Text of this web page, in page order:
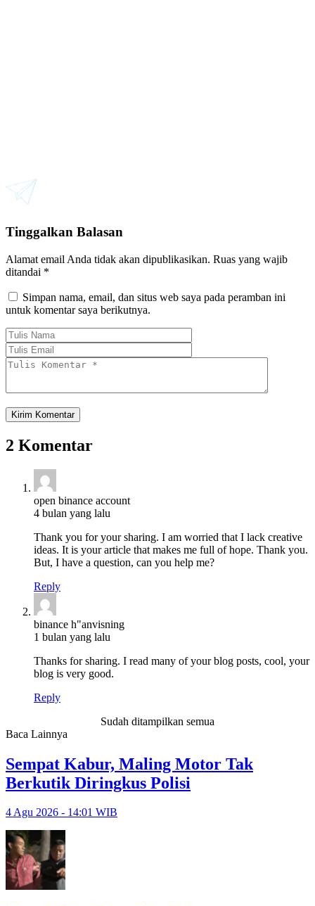
Tinggalkan Balasan
Alamat email Anda tidak akan dipublikasikan. Ruas yang wajib
ditandai *
Simpan nama, email, dan situs web saya pada peramban ini
untuk komentar saya berikutnya.
2 Komentar
open binance account
4 bulan yang lalu
Thank you for your sharing. I am worried that I lack creative
ideas. It is your article that makes me full of hope. Thank you.
But, I have a question, can you help me?
Reply
binance h"anvisning
1 bulan yang lalu
Thanks for sharing. I read many of your blog posts, cool, your
blog is very good.
Reply
Sudah ditampilkan semua
Baca Lainnya
Sempat Kabur, Maling Motor Tak
Berkutik Diringkus Polisi
4 Agu 2026 - 14:01 WIB